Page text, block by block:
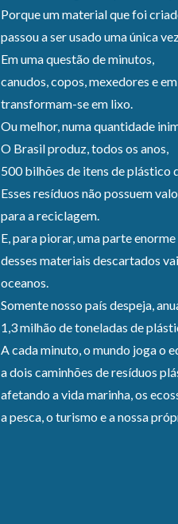
Porque um material que foi
passou a ser usado uma única
Em uma questão de minutos,
canudos, copos, mexedores e
transformam-se em lixo.
Ou melhor, numa quantidade
O Brasil produz, todos os anos,
500 bilhões de itens de plástico
Esses resíduos não possuem
para a reciclagem.
E, para piorar, uma parte enorme
desses materiais descartados
oceanos.
Somente nosso país despeja,
1,3 milhão de toneladas de
A cada minuto, o mundo joga o
a dois caminhões de resíduos
afetando a vida marinha, os
a pesca, o turismo e a nossa